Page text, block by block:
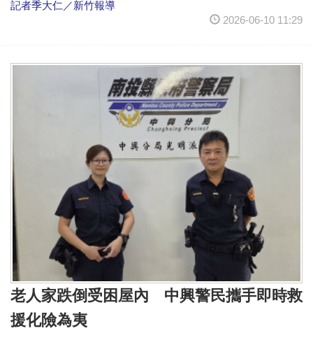
記者季大仁／新竹報導
2026-06-10 11:29
老人家跌倒受困屋內 中興警民攜手即時救
援化險為夷